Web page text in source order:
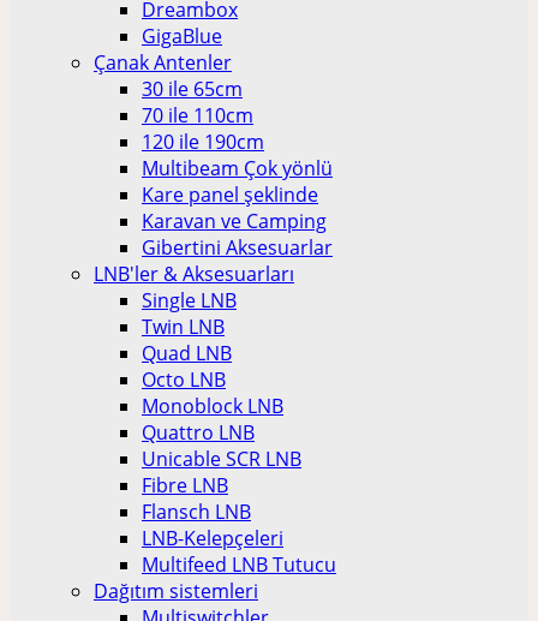
Dreambox
GigaBlue
Çanak Antenler
30 ile 65cm
70 ile 110cm
120 ile 190cm
Multibeam Çok yönlü
Kare panel şeklinde
Karavan ve Camping
Gibertini Aksesuarlar
LNB'ler & Aksesuarları
Single LNB
Twin LNB
Quad LNB
Octo LNB
Monoblock LNB
Quattro LNB
Unicable SCR LNB
Fibre LNB
Flansch LNB
LNB-Kelepçeleri
Multifeed LNB Tutucu
Dağıtım sistemleri